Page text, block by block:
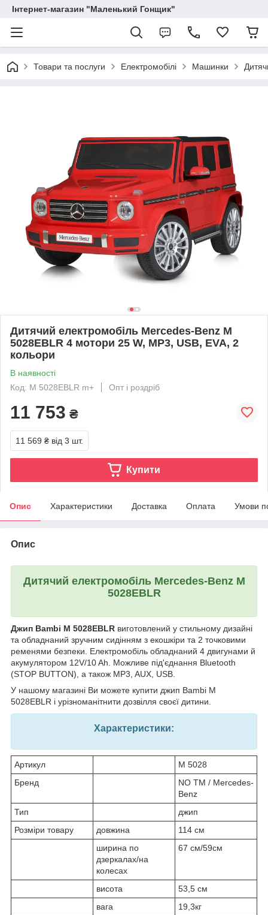
Інтернет-магазин "Маленький Гонщик"
Товари та послуги Електромобілі Машинки
Дитячий електромобіль Mercedes-Benz M
5028EBLR 4 мотори 25 W, MP3, USB, EVA, 2
кольори
В наявності
Код: M 5028EBLR m+
Опт і роздріб
11 753 ₴
11 569 ₴ від 3 шт.
Купити
Опис Характеристики Доставка Оплата Умови
Опис
Дитячий електромобіль Mercedes-Benz M
5028EBLR
Джип Bambi M 5028EBLR виготовлений у стильному дизайні
та обладнаний зручним сидінням з екошкіри та 2 точковими
ременями безпеки. Електромобіль обладнаний 4 двигунами й
акумулятором 12V/10 Ah. Можливе під'єднання Bluetooth
(STOP BUTTON), а також MP3, AUX, USB.
У нашому магазині Ви можете купити джип Bambi M
5028EBLR і урізноманітнити дозвілля своєї дитини.
Характеристики:
Артикул
М 5028
Бренд
NO TM / Mercedes-
Benz
Тип
джип
Розміри товару
довжина
114 см
ширина по
дзеркалах/на
колесах
67 см/59см
висота
53,5 см
вага
19,3кг